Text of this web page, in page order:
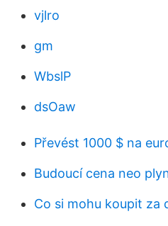
vjlro
gm
WbslP
dsOaw
Převést 1000 $ na
Budoucí cena neo
Co si mohu koupit za